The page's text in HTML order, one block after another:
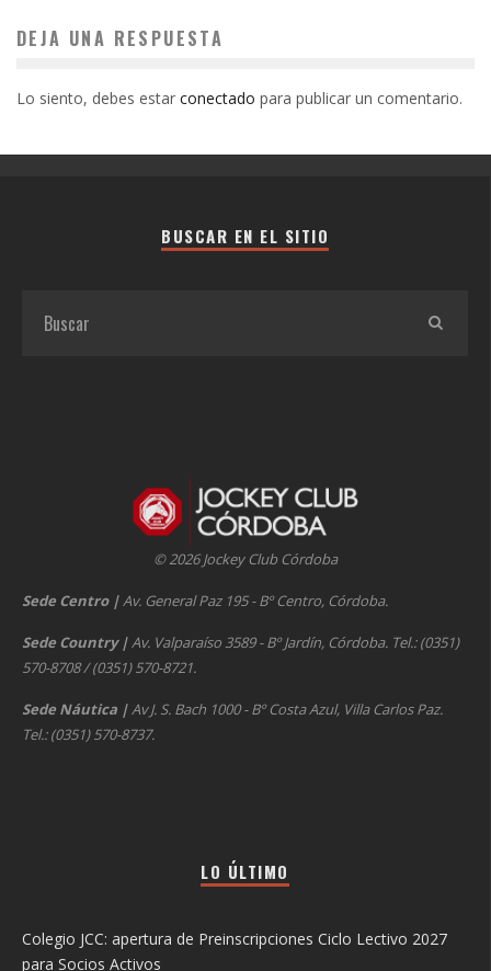
DEJA UNA RESPUESTA
Lo siento, debes estar conectado para publicar un comentario.
BUSCAR EN EL SITIO
© 2026 Jockey Club Córdoba
Sede Centro |Av. General Paz 195 - Bº Centro, Córdoba.
Sede Country |Av. Valparaíso 3589 - Bº Jardín, Córdoba. Tel.: (0351)
570-8708 / (0351) 570-8721.
Sede Náutica |Av J. S. Bach 1000 - Bº Costa Azul, Villa Carlos Paz.
Tel.: (0351) 570-8737.
LO ÚLTIMO
Colegio JCC: apertura de Preinscripciones Ciclo Lectivo 2027
para Socios Activos